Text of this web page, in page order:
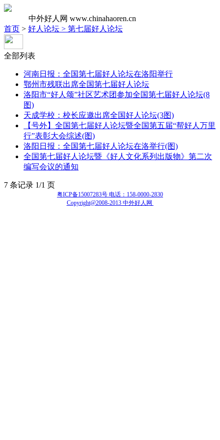
中外好人网 www.chinahaoren.cn
首页 > 好人论坛 > 第七届好人论坛
全部列表
河南日报：全国第七届好人论坛在洛阳举行
鄂州市残联出席全国第七届好人论坛
洛阳市“好人颂”社区艺术团参加全国第七届好人论坛(8
图)
天成学校：校长应邀出席全国好人论坛(3图)
【号外】全国第七届好人论坛暨全国第五届“帮好人万里
行”表彰大会综述(图)
洛阳日报：全国第七届好人论坛在洛举行(图)
全国第七届好人论坛暨《好人文化系列出版物》第二次
编写会议的通知
7 条记录 1/1 页
粤ICP备15007283号 电话：158-0000-2830
Copyright@2008-2013 中外好人网